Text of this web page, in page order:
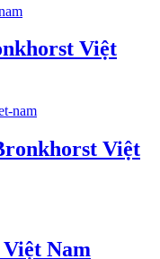
Việt
Việt
Nam